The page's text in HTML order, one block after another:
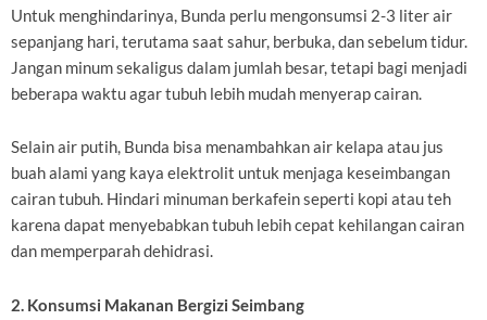
Untuk menghindarinya, Bunda perlu mengonsumsi 2-3 liter air
sepanjang hari, terutama saat sahur, berbuka, dan sebelum tidur.
Jangan minum sekaligus dalam jumlah besar, tetapi bagi menjadi
beberapa waktu agar tubuh lebih mudah menyerap cairan.
Selain air putih, Bunda bisa menambahkan air kelapa atau jus
buah alami yang kaya elektrolit untuk menjaga keseimbangan
cairan tubuh. Hindari minuman berkafein seperti kopi atau teh
karena dapat menyebabkan tubuh lebih cepat kehilangan cairan
dan memperparah dehidrasi.
2. Konsumsi Makanan Bergizi Seimbang